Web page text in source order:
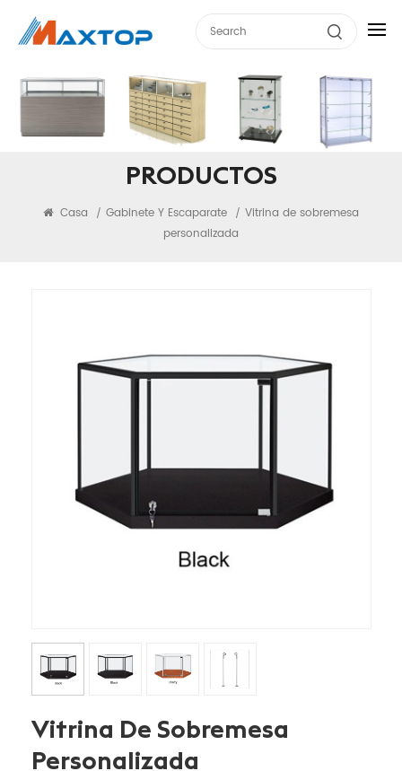
PRODUCTOS
Casa / Gabinete Y Escaparate / Vitrina de sobremesa
personalizada
Vitrina De Sobremesa
Personalizada